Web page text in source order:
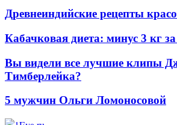
Древнеиндийские рецепты
Кабачковая диета: минус 3 кг
Вы видели все лучшие клипы
Тимберлейка?
5 мужчин Ольги Ломоносовой